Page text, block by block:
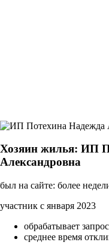
Хозяин жилья: ИП
Александровна
был на сайте: более
участник с января 2023
обрабатывает
среднее время